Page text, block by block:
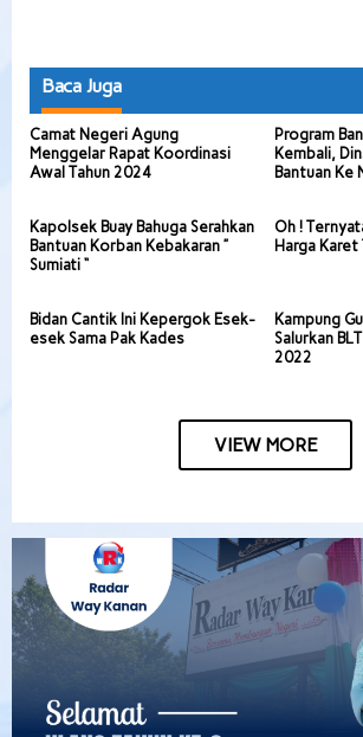
Baca Juga
Camat Negeri Agung
Menggelar Rapat Koordinasi
Awal Tahun 2024
Program
Kembali,
Bantuan Ke
Kapolsek Buay Bahuga Serahkan
Bantuan Korban Kebakaran ”
Sumiati “
Oh !
Harga Karet
Bidan Cantik Ini Kepergok Esek-
esek Sama Pak Kades
Kampung
Salurkan
2022
VIEW MORE